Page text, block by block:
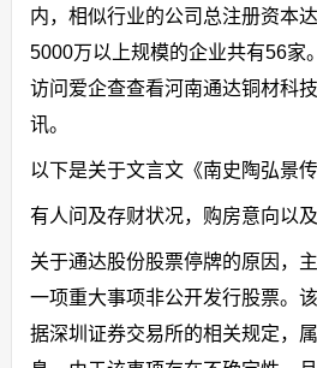
内，相似行业的公司总注册资本
5000万以上规模的企业共有56家
访问爱企查查看河南通达铜材科
讯。
以下是关于文言文《南史陶弘景传
有人问及存财状况，购房意向以
关于通达股份股票停牌的原因，
一项重大事项非公开发行股票。
据深圳证券交易所的相关规定，